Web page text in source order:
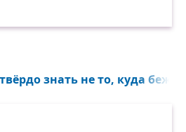
знать не то, куда